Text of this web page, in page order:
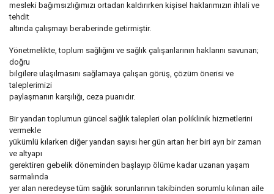
mesleki bağımsızlığımızı ortadan kaldırırken kişisel haklarımızın ihlali ve
tehdit
altında çalışmayı beraberinde getirmiştir.
Yönetmelikte, toplum sağlığını ve sağlık çalışanlarının haklarını savunan;
doğru
bilgilere ulaşılmasını sağlamaya çalışan görüş, çözüm önerisi ve
taleplerimizi
paylaşmanın karşılığı, ceza puanıdır.
Bir yandan toplumun güncel sağlık talepleri olan poliklinik hizmetlerini
vermekle
yükümlü kılarken diğer yandan sayısı her gün artan her biri ayrı bir zaman
ve altyapı
gerektiren gebelik döneminden başlayıp ölüme kadar uzanan yaşam
sarmalında
yer alan neredeyse tüm sağlık sorunlarının takibinden sorumlu kılınan aile